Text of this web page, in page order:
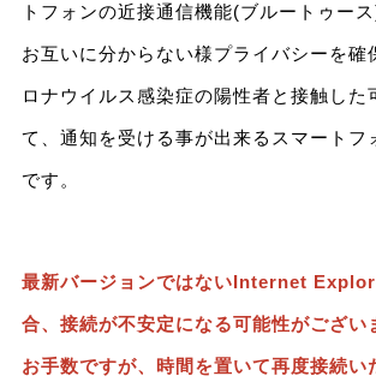
トフォンの近接通信機能(ブルートゥース
お互いに分からない様プライバシーを確
ロナウイルス感染症の陽性者と接触した
て、通知を受ける事が出来るスマートフ
です。
最新バージョンではないInternet
合、接続が不安定になる可能性がござい
お手数ですが、時間を置いて再度接続い